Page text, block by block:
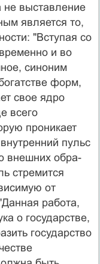
не выставление
яв­ляется то,
"Всту­пая со
и во
синоним
форм,
свое ядро
всего
про­никает
пульс
внешних обра­
стремится
от
работа,
о государстве,
государство